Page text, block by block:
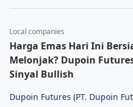
Local companies
Harga Emas Hari Ini
Melonjak? Dupoin
Sinyal Bullish
Dupoin Futures (PT. Dupoin